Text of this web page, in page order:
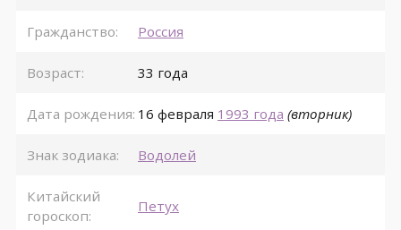
Гражданство: Россия
Возраст: 33 года
Дата рождения: 16 февраля 1993 года (вторник)
Знак зодиака: Водолей
Китайский
гороскоп:
Петух